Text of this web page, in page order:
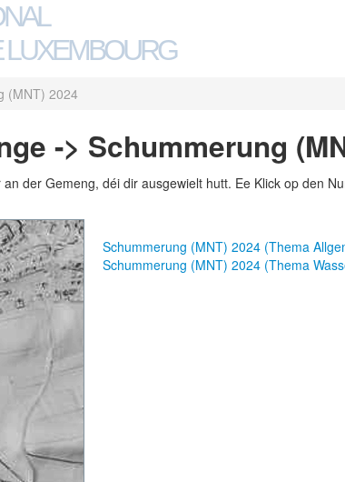
LUXEMBOURG
(MNT) 2024
-> Schummerung
der Gemeng, déi dir ausgewielt hutt. Ee Klick op den
Schummerung (MNT) 2024 (Thema
Schummerung (MNT) 2024 (Thema